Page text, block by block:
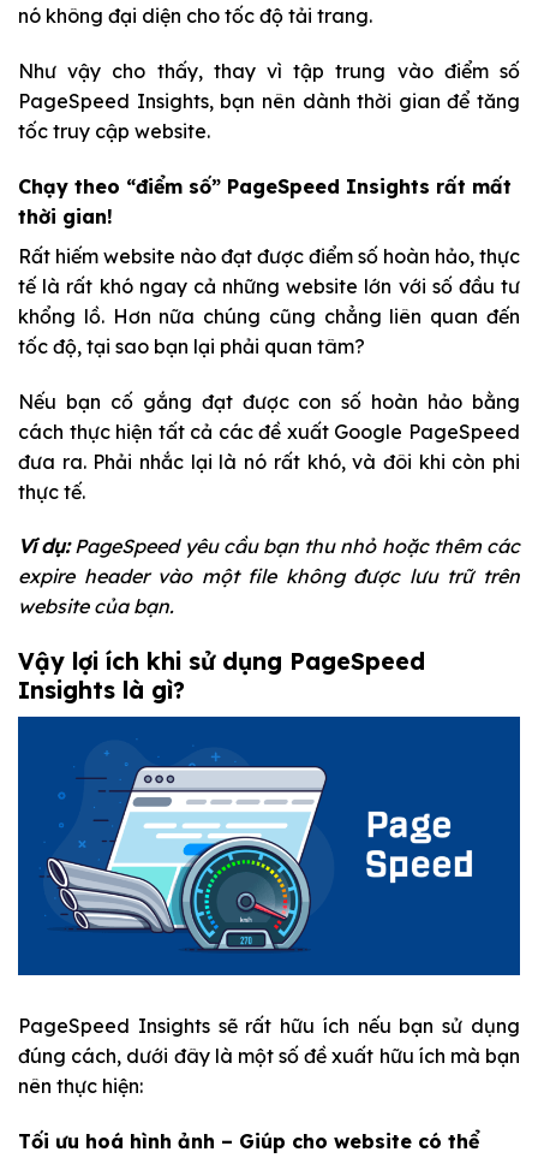
nó không đại diện cho tốc độ tải trang.
Như vậy cho thấy, thay vì tập trung vào điểm số
PageSpeed Insights, bạn nên dành thời gian để tăng
tốc truy cập website.
Chạy theo “điểm số” PageSpeed Insights rất mất
thời gian!
Rất hiếm website nào đạt được điểm số hoàn hảo, thực
tế là rất khó ngay cả những website lớn với số đầu tư
khổng lồ. Hơn nữa chúng cũng chẳng liên quan đến
tốc độ, tại sao bạn lại phải quan tâm?
Nếu bạn cố gắng đạt được con số hoàn hảo bằng
cách thực hiện tất cả các đề xuất Google PageSpeed
đưa ra. Phải nhắc lại là nó rất khó, và đôi khi còn phi
thực tế.
Ví dụ:PageSpeed yêu cầu bạn thu nhỏ hoặc thêm các
expire header vào một file không được lưu trữ trên
website của bạn.
Vậy lợi ích khi sử dụng PageSpeed
Insights là gì?
PageSpeed Insights sẽ rất hữu ích nếu bạn sử dụng
đúng cách, dưới đây là một số đề xuất hữu ích mà bạn
nên thực hiện:
Tối ưu hoá hình ảnh – Giúp cho website có thể